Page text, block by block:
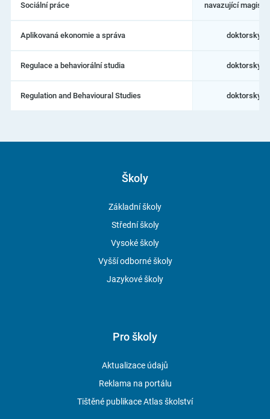
Sociální práce navazující
Aplikovaná ekonomie a správa doktorský
Regulace a behaviorální studia doktorský
Regulation and Behavioural Studies doktorský
Školy
Základní školy
Střední školy
Vysoké školy
Vyšší odborné školy
Jazykové školy
Pro školy
Aktualizace údajů
Reklama na portálu
Tištěné publikace Atlas školství